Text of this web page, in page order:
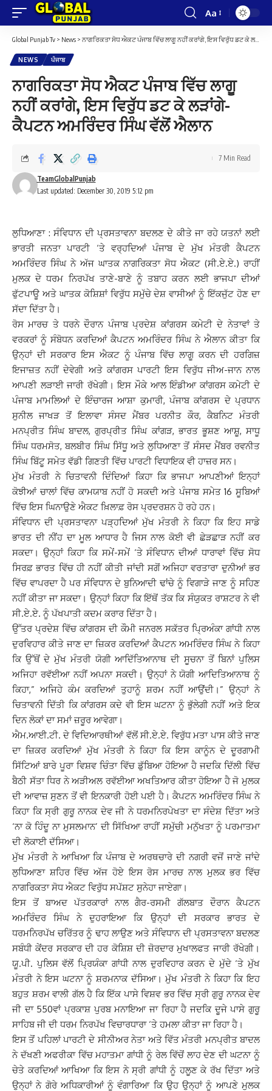
Font
Resizer
Aa
Global Punjab Tv > News > ਨਾਗਰਿਕਤਾ ਸੋਧ ਐਕਟ ਪੰਜਾਬ ਵਿੱਚ ਲਾਗੂ ਨਹੀਂ ਕਰਾਂਗੇ, ਇਸ ਵਿਰੁੱਧ ਡਟ ਕੇ ਲੜਾਂਗੇ-ਕੈਪਟਨ ਅਮਰਿੰਦਰ ਸਿੰਘ ਵੱਲੋਂ ਐਲਾਨ
NEWS ਪੰਜਾਬ
ਨਾਗਰਿਕਤਾ ਸੋਧ ਐਕਟ ਪੰਜਾਬ ਵਿੱਚ ਲਾਗੂ
ਨਹੀਂ ਕਰਾਂਗੇ, ਇਸ ਵਿਰੁੱਧ ਡਟ ਕੇ ਲੜਾਂਗੇ-
ਕੈਪਟਨ ਅਮਰਿੰਦਰ ਸਿੰਘ ਵੱਲੋਂ ਐਲਾਨ
Last updated: December 30, 2019 5:12 pm
TeamGlobalPunjab
7 Min Read
ਲੁਧਿਆਣਾ : ਸੰਵਿਧਾਨ ਦੀ ਪ੍ਰਸਤਾਵਨਾ ਬਦਲਣ ਦੇ ਕੀਤੇ ਜਾ ਰਹੇ ਯਤਨਾਂ ਲਈ
ਭਾਰਤੀ ਜਨਤਾ ਪਾਰਟੀ ‘ਤੇ ਵਰ੍ਹਦਿਆਂ ਪੰਜਾਬ ਦੇ ਮੁੱਖ ਮੰਤਰੀ ਕੈਪਟਨ
ਅਮਰਿੰਦਰ ਸਿੰਘ ਨੇ ਅੱਜ ਘਾਤਕ ਨਾਗਰਿਕਤਾ ਸੋਧ ਐਕਟ (ਸੀ.ਏ.ਏ.) ਰਾਹੀਂ
ਮੁਲਕ ਦੇ ਧਰਮ ਨਿਰਪੱਖ ਤਾਣੇ-ਬਾਣੇ ਨੂੰ ਤਬਾਹ ਕਰਨ ਲਈ ਭਾਜਪਾ ਦੀਆਂ
ਫੁੱਟਪਾਊ ਅਤੇ ਘਾਤਕ ਕੋਸ਼ਿਸ਼ਾਂ ਵਿਰੁੱਧ ਸਮੁੱਚੇ ਦੇਸ਼ ਵਾਸੀਆਂ ਨੂੰ ਇੱਕਜੁੱਟ ਹੋਣ ਦਾ
ਸੱਦਾ ਦਿੱਤਾ ਹੈ।
ਰੋਸ ਮਾਰਚ ਤੇ ਧਰਨੇ ਦੌਰਾਨ ਪੰਜਾਬ ਪ੍ਰਦੇਸ਼ ਕਾਂਗਰਸ ਕਮੇਟੀ ਦੇ ਨੇਤਾਵਾਂ ਤੇ
ਵਰਕਰਾਂ ਨੂੰ ਸੰਬੋਧਨ ਕਰਦਿਆਂ ਕੈਪਟਨ ਅਮਰਿੰਦਰ ਸਿੰਘ ਨੇ ਐਲਾਨ ਕੀਤਾ ਕਿ
ਉਨ੍ਹਾਂ ਦੀ ਸਰਕਾਰ ਇਸ ਐਕਟ ਨੂੰ ਪੰਜਾਬ ਵਿੱਚ ਲਾਗੂ ਕਰਨ ਦੀ ਹਰਗਿਜ਼
ਇਜਾਜ਼ਤ ਨਹੀਂ ਦੇਵੇਗੀ ਅਤੇ ਕਾਂਗਰਸ ਪਾਰਟੀ ਇਸ ਵਿਰੁੱਧ ਜੀਅ-ਜਾਨ ਨਾਲ
ਆਪਣੀ ਲੜਾਈ ਜਾਰੀ ਰੱਖੇਗੀ। ਇਸ ਮੌਕੇ ਆਲ ਇੰਡੀਆ ਕਾਂਗਰਸ ਕਮੇਟੀ ਦੇ
ਪੰਜਾਬ ਮਾਮਲਿਆਂ ਦੇ ਇੰਚਾਰਜ ਆਸ਼ਾ ਕੁਮਾਰੀ, ਪੰਜਾਬ ਕਾਂਗਰਸ ਦੇ ਪ੍ਰਧਾਨ
ਸੁਨੀਲ ਜਾਖੜ ਤੋਂ ਇਲਾਵਾ ਸੰਸਦ ਮੈਂਬਰ ਪਰਨੀਤ ਕੌਰ, ਕੈਬਨਿਟ ਮੰਤਰੀ
ਮਨਪ੍ਰੀਤ ਸਿੰਘ ਬਾਦਲ, ਗੁਰਪ੍ਰੀਤ ਸਿੰਘ ਕਾਂਗੜ, ਭਾਰਤ ਭੂਸ਼ਣ ਆਸ਼ੂ, ਸਾਧੂ
ਸਿੰਘ ਧਰਮਸੋਤ, ਬਲਬੀਰ ਸਿੰਘ ਸਿੱਧੂ ਅਤੇ ਲੁਧਿਆਣਾ ਤੋਂ ਸੰਸਦ ਮੈਂਬਰ ਰਵਨੀਤ
ਸਿੰਘ ਬਿੱਟੂ ਸਮੇਤ ਵੱਡੀ ਗਿਣਤੀ ਵਿੱਚ ਪਾਰਟੀ ਵਿਧਾਇਕ ਵੀ ਹਾਜ਼ਰ ਸਨ।
ਮੁੱਖ ਮੰਤਰੀ ਨੇ ਚਿਤਾਵਨੀ ਦਿੰਦਿਆਂ ਕਿਹਾ ਕਿ ਭਾਜਪਾ ਆਪਣੀਆਂ ਇਨ੍ਹਾਂ
ਕੋਝੀਆਂ ਚਾਲਾਂ ਵਿੱਚ ਕਾਮਯਾਬ ਨਹੀਂ ਹੋ ਸਕਦੀ ਅਤੇ ਪੰਜਾਬ ਸਮੇਤ 16 ਸੂਬਿਆਂ
ਵਿੱਚ ਇਸ ਘਿਨਾਉਣੇ ਐਕਟ ਖ਼ਿਲਾਫ਼ ਰੋਸ ਪ੍ਰਦਰਸ਼ਨ ਹੋ ਰਹੇ ਹਨ।
ਸੰਵਿਧਾਨ ਦੀ ਪ੍ਰਸਤਾਵਨਾ ਪੜ੍ਹਦਿਆਂ ਮੁੱਖ ਮੰਤਰੀ ਨੇ ਕਿਹਾ ਕਿ ਇਹ ਸਾਡੇ
ਭਾਰਤ ਦੀ ਨੀਂਹ ਦਾ ਮੂਲ ਆਧਾਰ ਹੈ ਜਿਸ ਨਾਲ ਕੋਈ ਵੀ ਛੇੜਛਾੜ ਨਹੀਂ ਕਰ
ਸਕਦਾ। ਉਨ੍ਹਾਂ ਕਿਹਾ ਕਿ ਸਮੇਂ-ਸਮੇਂ ‘ਤੇ ਸੰਵਿਧਾਨ ਦੀਆਂ ਧਾਰਾਵਾਂ ਵਿੱਚ ਸੋਧ
ਸਿਰਫ਼ ਭਾਰਤ ਵਿੱਚ ਹੀ ਨਹੀਂ ਕੀਤੀ ਜਾਂਦੀ ਸਗੋਂ ਅਜਿਹਾ ਵਰਤਾਰਾ ਦੁਨੀਆਂ ਭਰ
ਵਿੱਚ ਵਾਪਰਦਾ ਹੈ ਪਰ ਸੰਵਿਧਾਨ ਦੇ ਬੁਨਿਆਦੀ ਢਾਂਚੇ ਨੂੰ ਵਿਗਾੜੇ ਜਾਣ ਨੂੰ ਸਹਿਣ
ਨਹੀਂ ਕੀਤਾ ਜਾ ਸਕਦਾ। ਉਨ੍ਹਾਂ ਕਿਹਾ ਕਿ ਇੱਥੋਂ ਤੱਕ ਕਿ ਸੰਯੁਕਤ ਰਾਸ਼ਟਰ ਨੇ ਵੀ
ਸੀ.ਏ.ਏ. ਨੂੰ ਪੱਖਪਾਤੀ ਕਦਮ ਕਰਾਰ ਦਿੱਤਾ ਹੈ।
ਉੱਤਰ ਪ੍ਰਦੇਸ਼ ਵਿੱਚ ਕਾਂਗਰਸ ਦੀ ਕੌਮੀ ਜਨਰਲ ਸਕੱਤਰ ਪ੍ਰਿਅੰਕਾ ਗਾਂਧੀ ਨਾਲ
ਦੁਰਵਿਹਾਰ ਕੀਤੇ ਜਾਣ ਦਾ ਜ਼ਿਕਰ ਕਰਦਿਆਂ ਕੈਪਟਨ ਅਮਰਿੰਦਰ ਸਿੰਘ ਨੇ ਕਿਹਾ
ਕਿ ਉੱਥੋਂ ਦੇ ਮੁੱਖ ਮੰਤਰੀ ਯੋਗੀ ਆਦਿੱਤਿਆਨਾਥ ਦੀ ਸੂਚਨਾ ਤੋਂ ਬਿਨਾਂ ਪੁਲਿਸ
ਅਜਿਹਾ ਰਵੱਈਆ ਨਹੀਂ ਅਪਨਾ ਸਕਦੀ। ਉਨ੍ਹਾਂ ਨੇ ਯੋਗੀ ਆਦਿਤਿਆਨਾਥ ਨੂੰ
ਕਿਹਾ,” ਅਜਿਹੇ ਕੰਮ ਕਰਦਿਆਂ ਤੁਹਾਨੂੰ ਸ਼ਰਮ ਨਹੀਂ ਆਉਂਦੀ।” ਉਨ੍ਹਾਂ ਨੇ
ਚਿਤਾਵਨੀ ਦਿੱਤੀ ਕਿ ਕਾਂਗਰਸ ਕਦੇ ਵੀ ਇਸ ਘਟਨਾ ਨੂੰ ਭੁੱਲੇਗੀ ਨਹੀਂ ਅਤੇ ਇਕ
ਦਿਨ ਲੋਕਾਂ ਦਾ ਸਮਾਂ ਜ਼ਰੂਰ ਆਵੇਗਾ।
ਐਮ.ਆਈ.ਟੀ. ਦੇ ਵਿਦਿਆਰਥੀਆਂ ਵੱਲੋਂ ਸੀ.ਏ.ਏ. ਵਿਰੁੱਧ ਮਤਾ ਪਾਸ ਕੀਤੇ ਜਾਣ
ਦਾ ਜ਼ਿਕਰ ਕਰਦਿਆਂ ਮੁੱਖ ਮੰਤਰੀ ਨੇ ਕਿਹਾ ਕਿ ਇਸ ਕਾਨੂੰਨ ਦੇ ਦੂਰਗਾਮੀ
ਸਿੱਟਿਆਂ ਬਾਰੇ ਪੂਰਾ ਵਿਸ਼ਵ ਚਿੰਤਾ ਵਿੱਚ ਡੁੱਬਿਆ ਹੋਇਆ ਹੈ ਜਦਕਿ ਦਿੱਲੀ ਵਿੱਚ
ਬੈਠੀ ਸੱਤਾ ਧਿਰ ਨੇ ਅੜੀਅਲ ਰਵੱਈਆ ਅਖਤਿਆਰ ਕੀਤਾ ਹੋਇਆ ਹੈ ਜੋ ਮੁਲਕ
ਦੀ ਆਵਾਜ਼ ਸੁਣਨ ਤੋਂ ਵੀ ਇਨਕਾਰੀ ਹੋਈ ਪਈ ਹੈ। ਕੈਪਟਨ ਅਮਰਿੰਦਰ ਸਿੰਘ ਨੇ
ਕਿਹਾ ਕਿ ਸ੍ਰੀ ਗੁਰੂ ਨਾਨਕ ਦੇਵ ਜੀ ਨੇ ਧਰਮਨਿਰਪੇਖਤਾ ਦਾ ਸੰਦੇਸ਼ ਦਿੱਤਾ ਅਤੇ
‘ਨਾ ਕੋ ਹਿੰਦੂ ਨਾ ਮੁਸਲਮਾਨ’ ਦੀ ਸਿੱਖਿਆ ਰਾਹੀਂ ਸਮੁੱਚੀ ਮਨੁੱਖਤਾ ਨੂੰ ਪਰਮਾਤਮਾ
ਦੀ ਲੋਕਾਈ ਦੱਸਿਆ।
ਮੁੱਖ ਮੰਤਰੀ ਨੇ ਆਖਿਆ ਕਿ ਪੰਜਾਬ ਦੇ ਅਰਥਚਾਰੇ ਦੀ ਨਗਰੀ ਵਜੋਂ ਜਾਣੇ ਜਾਂਦੇ
ਲੁਧਿਆਣਾ ਸ਼ਹਿਰ ਵਿੱਚ ਅੱਜ ਹੋਏ ਇਸ ਰੋਸ ਮਾਰਚ ਨਾਲ ਮੁਲਕ ਭਰ ਵਿੱਚ
ਨਾਗਰਿਕਤਾ ਸੋਧ ਐਕਟ ਵਿਰੁੱਧ ਸਪੱਸ਼ਟ ਸੁਨੇਹਾ ਜਾਏਗਾ।
ਇਸ ਤੋਂ ਬਾਅਦ ਪੱਤਰਕਾਰਾਂ ਨਾਲ ਗੈਰ-ਰਸਮੀ ਗੱਲਬਾਤ ਦੌਰਾਨ ਕੈਪਟਨ
ਅਮਰਿੰਦਰ ਸਿੰਘ ਨੇ ਦੁਹਰਾਇਆ ਕਿ ਉਨ੍ਹਾਂ ਦੀ ਸਰਕਾਰ ਭਾਰਤ ਦੇ
ਧਰਮਨਿਰਪੱਖ ਚਰਿੱਤਰ ਨੂੰ ਢਾਹ ਲਾਉਣ ਅਤੇ ਸੰਵਿਧਾਨ ਦੀ ਪ੍ਰਸਤਾਵਨਾ ਬਦਲਣ
ਸਬੰਧੀ ਕੇਂਦਰ ਸਰਕਾਰ ਦੀ ਹਰ ਕੋਸ਼ਿਸ਼ ਦੀ ਜ਼ੋਰਦਾਰ ਮੁਖਾਲਫਤ ਜਾਰੀ ਰੱਖੇਗੀ।
ਯੂ.ਪੀ. ਪੁਲਿਸ ਵੱਲੋਂ ਪ੍ਰਿਯੰਕਾ ਗਾਂਧੀ ਨਾਲ ਦੁਰਵਿਹਾਰ ਕਰਨ ਦੇ ਮੁੱਦੇ ‘ਤੇ ਮੁੱਖ
ਮੰਤਰੀ ਨੇ ਇਸ ਘਟਨਾ ਨੂੰ ਸ਼ਰਮਨਾਕ ਦੱਸਿਆ। ਮੁੱਖ ਮੰਤਰੀ ਨੇ ਕਿਹਾ ਕਿ ਇਹ
ਬਹੁਤ ਸ਼ਰਮ ਵਾਲੀ ਗੱਲ ਹੈ ਕਿ ਇੱਕ ਪਾਸੇ ਵਿਸ਼ਵ ਭਰ ਵਿੱਚ ਸ੍ਰੀ ਗੁਰੂ ਨਾਨਕ ਦੇਵ
ਜੀ ਦਾ 550ਵਾਂ ਪ੍ਰਕਾਸ਼ ਪੁਰਬ ਮਨਾਇਆ ਜਾ ਰਿਹਾ ਹੈ ਜਦਕਿ ਦੂਜੇ ਪਾਸੇ ਗੁਰੂ
ਸਾਹਿਬ ਜੀ ਦੀ ਧਰਮ ਨਿਰਪੱਖ ਵਿਚਾਰਧਾਰਾ ‘ਤੇ ਹਮਲਾ ਕੀਤਾ ਜਾ ਰਿਹਾ ਹੈ।
ਇਸ ਤੋਂ ਪਹਿਲਾਂ ਪਾਰਟੀ ਦੇ ਸੀਨੀਅਰ ਨੇਤਾ ਅਤੇ ਵਿੱਤ ਮੰਤਰੀ ਮਨਪ੍ਰੀਤ ਬਾਦਲ
ਨੇ ਦੱਖਣੀ ਅਫਰੀਕਾ ਵਿੱਚ ਮਹਾਤਮਾ ਗਾਂਧੀ ਨੂੰ ਰੇਲ ਵਿੱਚੋਂ ਲਾਹ ਦੇਣ ਦੀ ਘਟਨਾ ਨੂੰ
ਚੇਤੇ ਕਰਦਿਆਂ ਆਖਿਆ ਕਿ ਇਸ ਨੇ ਸ੍ਰੀ ਗਾਂਧੀ ਨੂੰ ਹਲੂਣ ਕੇ ਰੱਖ ਦਿੱਤਾ ਅਤੇ
ਉਨ੍ਹਾਂ ਨੇ ਗੋਰੇ ਅਧਿਕਾਰੀਆਂ ਨੂੰ ਵੰਗਾਰਿਆ ਕਿ ਉਹ ਉਨ੍ਹਾਂ ਨੂੰ ਆਪਣੇ ਮੁਲਕ